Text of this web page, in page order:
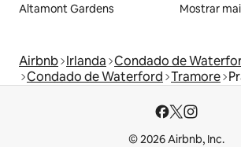
Altamont Gardens Mostrar
Airbnb Irlanda Condado de
Condado de Waterford Tramore
© 2026 Airbnb, Inc.